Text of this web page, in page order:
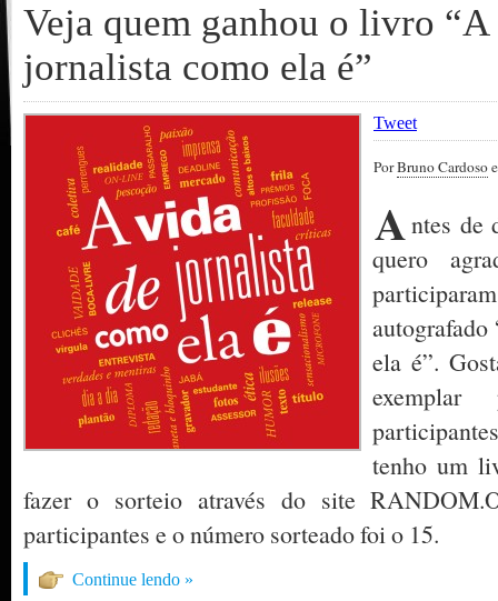
Veja quem ganhou o livro
jornalista como ela é”
Tweet
PorBruno Cardoso
Antes de
quero
ela é”.
tenho um
fazer o sorteio através do site
participantes e o número sorteado foi o 15.
Continue lendo »